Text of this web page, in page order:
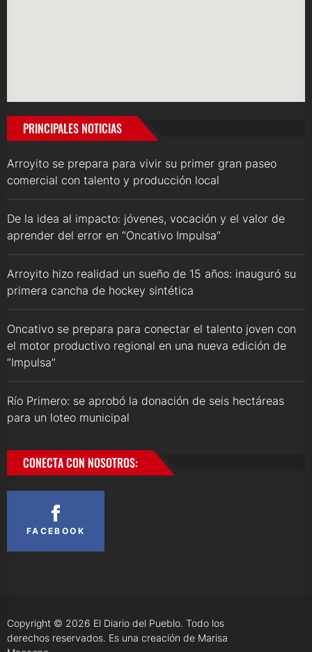
PRINCIPALES NOTICIAS
Arroyito se prepara para vivir su primer gran paseo
comercial con talento y producción local
De la idea al impacto: jóvenes, vocación y el valor de
aprender del error en “Oncativo Impulsa”
Arroyito hizo realidad un sueño de 15 años: inauguró su
primera cancha de hockey sintética
Oncativo se prepara para conectar el talento joven con
el motor productivo regional en una nueva edición de
“Impulsa”
Río Primero: se aprobó la donación de seis hectáreas
para un loteo municipal
CONECTA CON NOSOTROS:
FACEBOOK
Copyright © 2026 El Diario del Pueblo. Todo los
derechos reservados. Es una creación de Marisa